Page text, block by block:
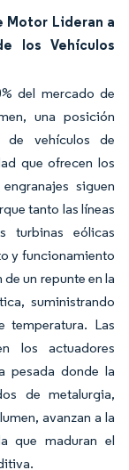
Motor Lideran a
los Vehículos
del mercado de
una posición
de vehículos de
que ofrecen los
siguen
tanto las líneas
turbinas eólicas
y funcionamiento
un repunte en la
suministrando
temperatura. Las
los actuadores
pesada donde la
de metalurgia,
avanzan a la
que maduran el